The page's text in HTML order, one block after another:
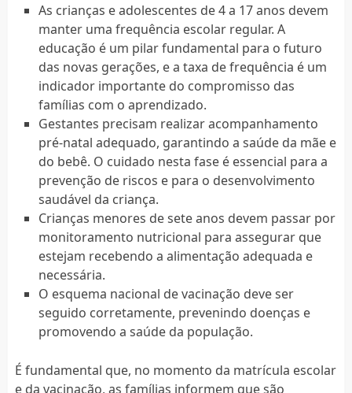
As crianças e adolescentes de 4 a 17 anos devem
manter uma frequência escolar regular. A
educação é um pilar fundamental para o futuro
das novas gerações, e a taxa de frequência é um
indicador importante do compromisso das
famílias com o aprendizado.
Gestantes precisam realizar acompanhamento
pré-natal adequado, garantindo a saúde da mãe e
do bebê. O cuidado nesta fase é essencial para a
prevenção de riscos e para o desenvolvimento
saudável da criança.
Crianças menores de sete anos devem passar por
monitoramento nutricional para assegurar que
estejam recebendo a alimentação adequada e
necessária.
O esquema nacional de vacinação deve ser
seguido corretamente, prevenindo doenças e
promovendo a saúde da população.
É fundamental que, no momento da matrícula escolar
e da vacinação, as famílias informem que são